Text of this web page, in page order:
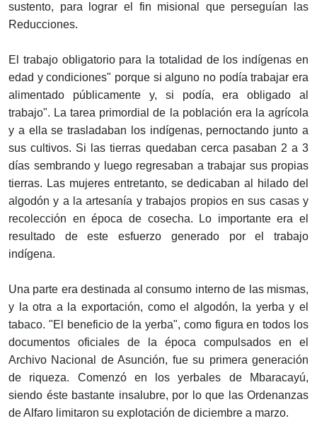
sustento, para lograr el fin misional que perseguían las
Reducciones.
El trabajo obligatorio para la totalidad de los indígenas en
edad y condiciones" porque si alguno no podía trabajar era
alimentado públicamente y, si podía, era obligado al
trabajo". La tarea primordial de la población era la agrícola
y a ella se trasladaban los indígenas, pernoctando junto a
sus cultivos. Si las tierras quedaban cerca pasaban 2 a 3
días sembrando y luego regresaban a trabajar sus propias
tierras. Las mujeres entretanto, se dedicaban al hilado del
algodón y a la artesanía y trabajos propios en sus casas y
recolección en época de cosecha. Lo importante era el
resultado de este esfuerzo generado por el trabajo
indígena.
Una parte era destinada al consumo interno de las mismas,
y la otra a la exportación, como el algodón, la yerba y el
tabaco. "El beneficio de la yerba", como figura en todos los
documentos oficiales de la época compulsados en el
Archivo Nacional de Asunción, fue su primera generación
de riqueza. Comenzó en los yerbales de Mbaracayú,
siendo éste bastante insalubre, por lo que las Ordenanzas
de Alfaro limitaron su explotación de diciembre a marzo.